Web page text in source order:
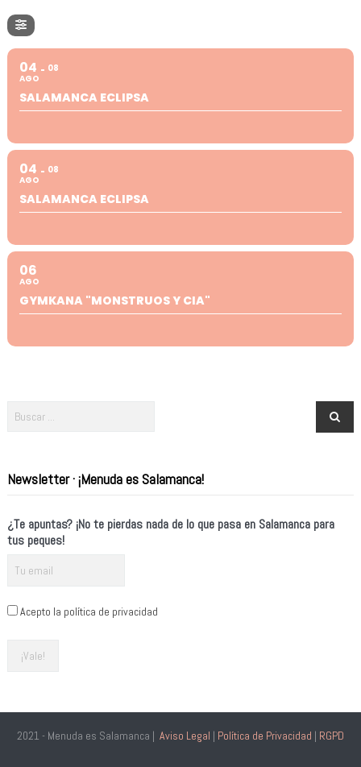
04
AGO
08
SALAMANCA ECLIPSA
04
AGO
08
SALAMANCA ECLIPSA
06
AGO
GYMKANA "MONSTRUOS Y CIA"
Newsletter · ¡Menuda es Salamanca!
¿Te apuntas? ¡No te pierdas nada de lo que pasa en Salamanca para
tus peques!
Acepto la política de privacidad
2021 - Menuda es Salamanca | Aviso Legal | Política de Privacidad | RGPD